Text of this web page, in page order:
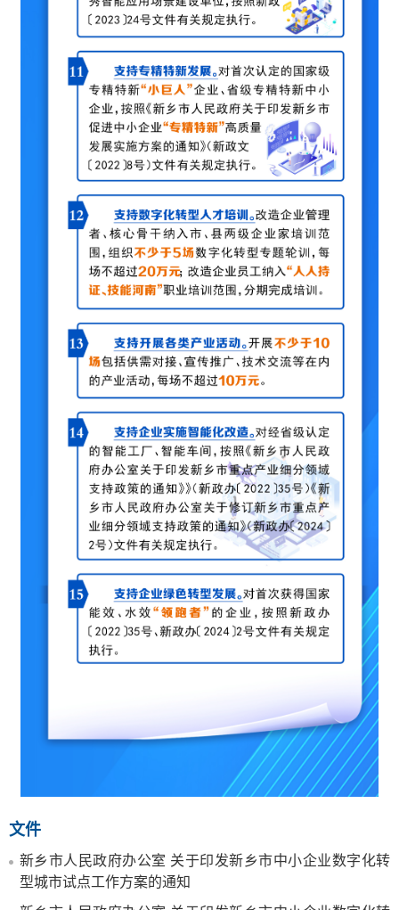
文件
新乡市人民政府办公室 关于印发新乡市中小企业数字化转
型城市试点工作方案的通知